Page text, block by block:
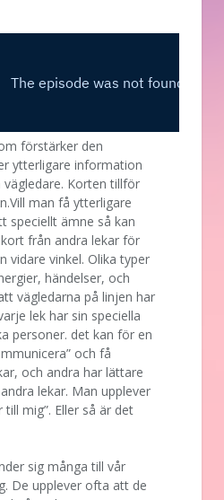
förstärker den
ytterligare information
Korten tillför
man få ytterligare
speciellt ämne så kan
från andra lekar för
vidare vinkel. Olika typer
händelser, och
vägledarna på linjen har
lek har sin speciella
personer. det kan för en
och få
och andra har lättare
lekar. Man upplever
mig”. Eller så är det
sig många till vår
De upplever ofta att de